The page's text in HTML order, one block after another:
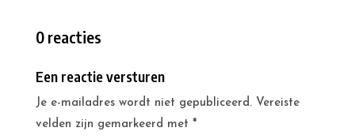
0 reacties
Een reactie versturen
Je e-mailadres wordt niet gepubliceerd. Vereiste
velden zijn gemarkeerd met *